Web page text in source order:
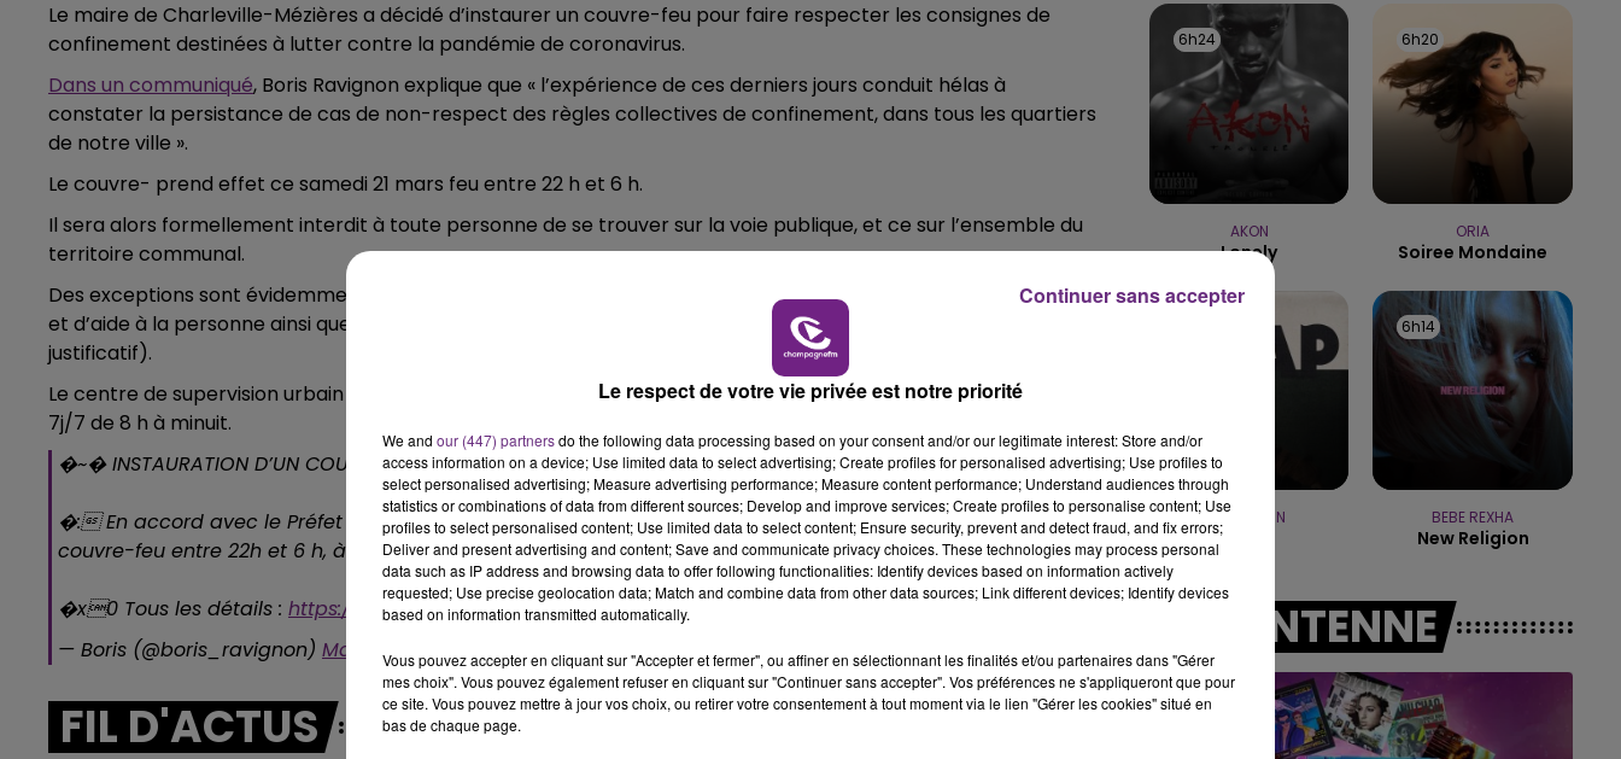
10h00 - 14h00
LE TICKET DE CAISSE LA RADIO POP LE CLUB CHAMPAGNE FM
Le maire de Charleville-Mézières a décidé d’instaurer un couvre-feu pour faire respecter les consignes de
confinement destinées à lutter contre la pandémie de coronavirus.
Dans un communiqué, Boris Ravignon explique que « l’expérience de ces derniers jours conduit hélas à
constater la persistance de cas de non-respect des règles collectives de confinement, dans tous les quartiers
de notre ville ».
Le couvre- prend effet ce samedi 21 mars feu entre 22 h et 6 h.
Il sera alors formellement interdit à toute personne de se trouver sur la voie publique, et ce sur l’ensemble du
territoire communal.
Des exceptions sont évidemment faites pour les services de police et de secours, les professionnels de santé
et d’aide à la personne ainsi que toute personne se déplaçant pour un motif professionnel ou médical (avec
justificatif).
Le centre de supervision urbain (CSU) qui reçoit les images des caméras de vidéoprotection, sera opérationnel
7j/7 de 8 h à minuit.
�~�️ INSTAURATION D’UN COUVRE-FEU À CHARLEVILLE-MÉZIÈRES
�: En accord avec le Préfet des Ardennes, j’ai décidé d’adopter un arrêté municipal instaurant un
couvre-feu entre 22h et 6 h, à compter de ce samedi 21 mars.
�x0 Tous les détails : https://t.co/LYNkdyLC4d pic.twitter.com/leKdkCF4EZ
— Boris (@boris_ravignon) March 21, 2020
FIL D'ACTUS
6h24
6h24
AKON
Lonely
6h20
6h20
ORIA
Soiree Mondaine
ROSA LINN
6h14
6h14
BEBE REXHA
New Religion
A L'ANTENNE
Le respect de votre vie privée est notre priorité
We and our (447) partnersdo the following data processing based on your consent and/or our legitimate interest: Store and/or
access information on a device; Use limited data to select advertising; Create profiles for personalised advertising; Use profiles to
select personalised advertising; Measure advertising performance; Measure content performance; Understand audiences through
statistics or combinations of data from different sources; Develop and improve services; Create profiles to personalise content; Use
profiles to select personalised content; Use limited data to select content; Ensure security, prevent and detect fraud, and fix errors;
Deliver and present advertising and content; Save and communicate privacy choices. These technologies may process personal
data such as IP address and browsing data to offer following functionalities: Identify devices based on information actively
requested; Use precise geolocation data; Match and combine data from other data sources; Link different devices; Identify devices
based on information transmitted automatically.
Vous pouvez accepter en cliquant sur "Accepter et fermer", ou affiner en sélectionnant les finalités et/ou partenaires dans "Gérer
mes choix". Vous pouvez également refuser en cliquant sur "Continuer sans accepter". Vos préférences ne s'appliqueront que pour
ce site. Vous pouvez mettre à jour vos choix, ou retirer votre consentement à tout moment via le lien "Gérer les cookies" situé en
bas de chaque page.
Continuer sans accepter